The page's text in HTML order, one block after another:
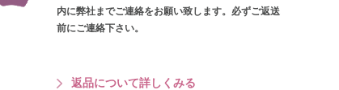
内に弊社までご連絡をお願い致します。必ずご返送
前にご連絡下さい。
返品について詳しくみる